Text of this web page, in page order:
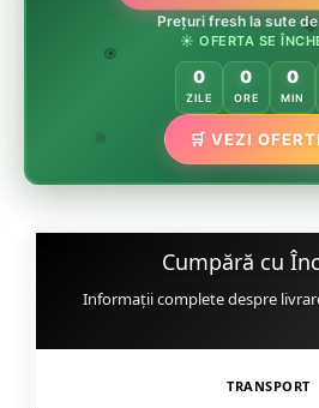
🌸
🌿
🌸
Prețuri fresh la sute
☀️ OFERTA SE
0
ZILE
0
ORE
0
MIN
🛒 VEZI
Cumpără cu
Informații complete despre
TRANSPORT